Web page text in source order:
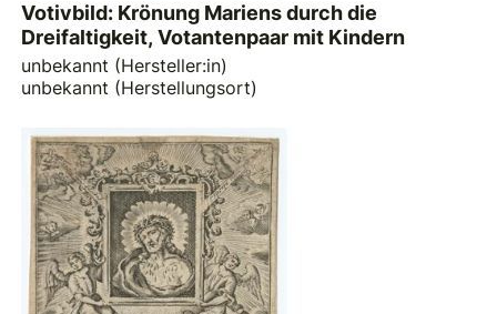
Votivbild: Krönung Mariens durch die
Dreifaltigkeit, Votantenpaar mit Kindern
unbekannt (Hersteller:in)
unbekannt (Herstellungsort)